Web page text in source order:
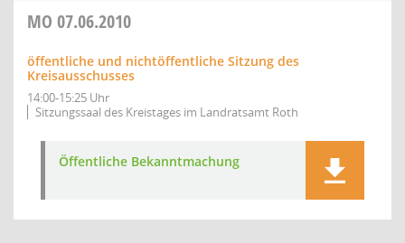
MO 07.06.2010
öffentliche und nichtöffentliche Sitzung des
Kreisausschusses
14:00-15:25 Uhr
Sitzungssaal des Kreistages im Landratsamt Roth
Öffentliche Bekanntmachung